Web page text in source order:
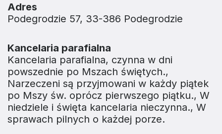
Adres
Podegrodzie 57, 33-386 Podegrodzie
Kancelaria parafialna
Kancelaria parafialna, czynna w dni
powszednie po Mszach świętych.,
Narzeczeni są przyjmowani w każdy piątek
po Mszy św. oprócz pierwszego piątku., W
niedziele i święta kancelaria nieczynna., W
sprawach pilnych o każdej porze.